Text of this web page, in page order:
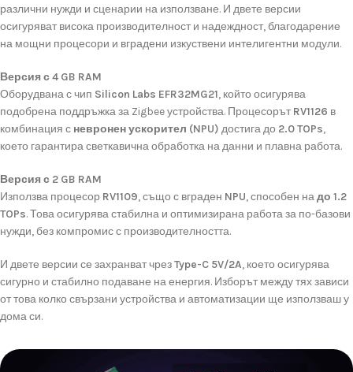
различни нужди и сценарии на използване. И двете версии
осигуряват висока производителност и надеждност, благодарение
на мощни процесори и вградени изкуствени интелигентни модули.
Версияс4 GB RAM
Оборудванасчип Silicon Labs EFR32MG21, който осигурява
подобрена поддръжказа Zigbeeустройства. Процесорът RV1126 в
комбинация с невроненускорител (NPU) достигадо 2.0TOPs,
което гарантирасветкавичнаобработка наданни и плавна работа.
Версияс 2 GB RAM
Използва процесор RV1109,също с вграден NPU,способен надо 1.2
TOPs.Товаосигурявастабилна и оптимизирана работаза по-базови
нужди, без компромисс производителността.
И двете версии се захранватчрезType-C 5V/2A, което осигурява
сигурно и стабилно подаване наенергия. Изборът междутяхзависи
оттова колко свързани устройства и автоматизации ще използвашу
домаси.